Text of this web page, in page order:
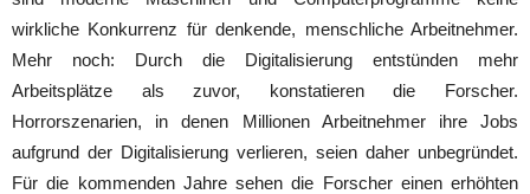
wirkliche Konkurrenz für denkende, menschliche Arbeitnehmer.
Mehr noch: Durch die Digitalisierung entstünden mehr
Arbeitsplätze als zuvor, konstatieren die Forscher.
Horrorszenarien, in denen Millionen Arbeitnehmer ihre Jobs
aufgrund der Digitalisierung verlieren, seien daher unbegründet.
Für die kommenden Jahre sehen die Forscher einen erhöhten